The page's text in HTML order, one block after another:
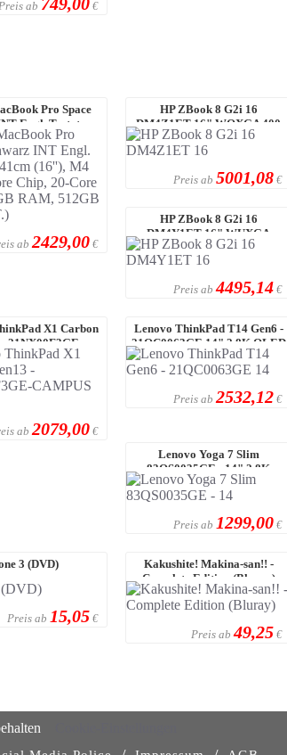
Preis ab €
Pro Space
Engl. Tastatur -
(16'') ...
ab 2429,00 €
HP ZBook 8 G2i 16
DM4Z1ET 16" WQXGA 400
Nits IPS, Intel Core Ult ...
Preis ab 5001,08 €
HP ZBook 8 G2i 16
DM4Y1ET 16" WUXGA
Touch 400 Nits IPS, Intel Co ...
Preis ab 4495,14 €
X1 Carbon
21NX00F3GE-
14" WUXGA IP ...
ab 2079,00 €
Lenovo ThinkPad T14 Gen6 -
21QC0063GE 14" 2.8K OLED
Touch, Intel ...
Preis ab 2532,12 €
Lenovo Yoga 7 Slim
83QS0035GE - 14" 2.8K
OLED, AMD Ryzen™ AI 7 4 ...
Preis ab 1299,00 €
3 (DVD)
Preis ab 15,05 €
Kakushite! Makina-san!! -
Complete Edition (Bluray)
Preis ab 49,25 €